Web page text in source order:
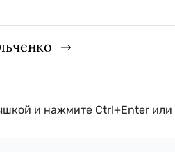
и нажмите Ctrl+Enter или